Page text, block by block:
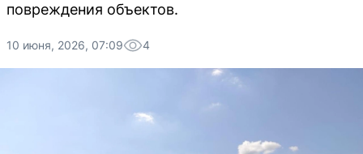
повреждения объектов.
10 июня, 2026, 07:09 4